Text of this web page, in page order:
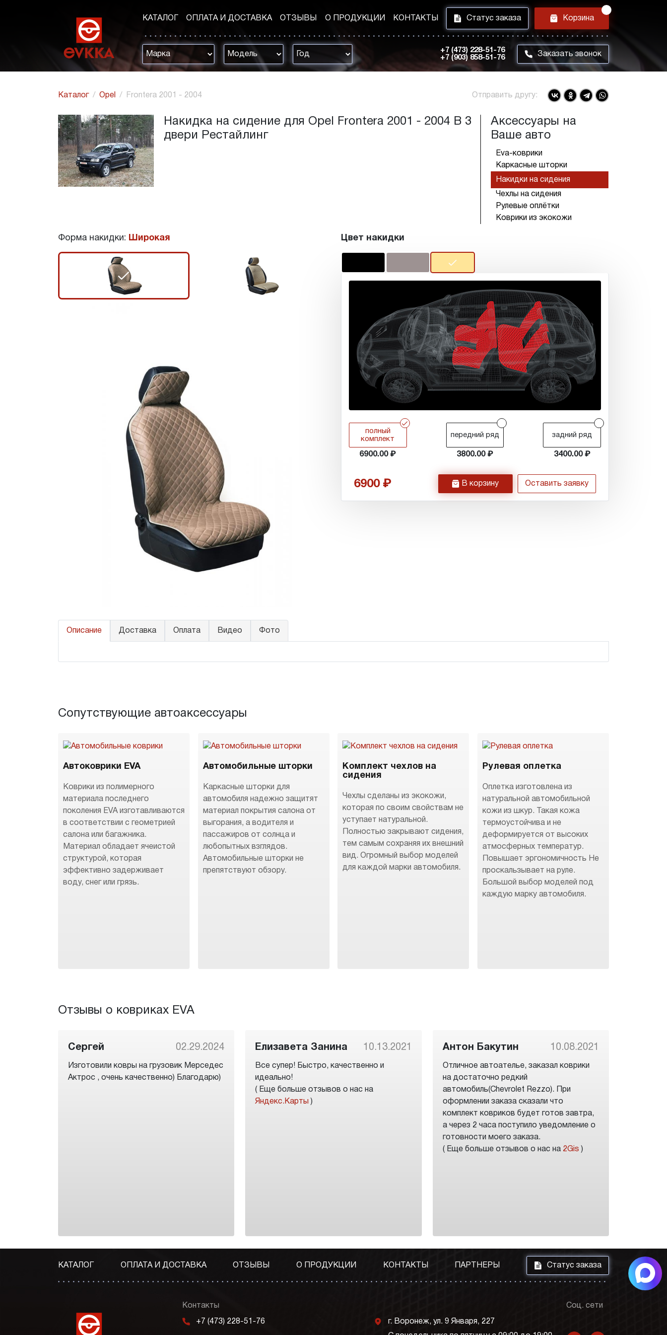
КАТАЛОГ ОПЛАТА И ДОСТАВКА ОТЗЫВЫ О ПРОДУКЦИИ КОНТАКТЫ i Статус заказа h Корзина
+7 (473) 228-51-76
+7 (903) 858-51-76
m Заказать звонок
Каталог Opel Frontera 2001 - 2004 Отправить другу:
Накидка на сидение для Opel Frontera 2001 - 2004 B 3
двери Рестайлинг
Аксессуары на
Ваше авто
Eva-коврики
Каркасные шторки
Накидки на сидения
Чехлы на сидения
Рулевые оплётки
Коврики из экокожи
Форма накидки: Широкая
r
Цвет накидки
r
полный
комплект
6900.00
передний ряд
3800.00
задний ряд
3400.00
6900 h В корзину Оставить заявку
Описание Доставка Оплата Видео Фото
Сопутствующие автоаксессуары
Автоковрики EVA
Коврики из полимерного
материала последнего
поколения EVA изготавливаются
в соответствии с геометрией
салона или багажника.
Материал обладает ячеистой
структурой, которая
эффективно задерживает
воду, снег или грязь.
Автомобильные шторки
Каркасные шторки для
автомобиля надежно защитят
материал покрытия салона от
выгорания, а водителя и
пассажиров от солнца и
любопытных взглядов.
Автомобильные шторки не
препятствуют обзору.
Комплект чехлов на
сидения
Чехлы сделаны из экокожи,
которая по своим свойствам не
уступает натуральной.
Полностью закрывают сидения,
тем самым сохраняя их внешний
вид. Огромный выбор моделей
для каждой марки автомобиля.
Рулевая оплетка
Оплетка изготовлена из
натуральной автомобильной
кожи из шкур. Такая кожа
термоустойчива и не
деформируется от высоких
атмосферных температур.
Повышает эргономичность Не
проскальзывает на руле.
Большой выбор моделей под
каждую марку автомобиля.
Отзывы о ковриках EVA
Сергей 02.29.2024
Изготовили ковры на грузовик Мерседес
Актрос , очень качественно) Благодарю)
Елизавета Занина 10.13.2021
Все супер! Быстро, качественно и
идеально!
( Еще больше отзывов о нас на
Яндекс.Карты )
Антон Бакутин 10.08.2021
Отличное автоателье, заказал коврики
на достаточно редкий
автомобиль(Chevrolet Rezzo). При
оформлении заказа сказали что
комплект ковриков будет готов завтра,
а через 2 часа поступило уведомление о
готовности моего заказа.
( Еще больше отзывов о нас на 2Gis )
КАТАЛОГ ОПЛАТА И ДОСТАВКА ОТЗЫВЫ О ПРОДУКЦИИ КОНТАКТЫ ПАРТНЕРЫ i Статус заказа
Контакты
m +7 (473) 228-51-76 j г. Воронеж, ул. 9 Января, 227
Соц. сети